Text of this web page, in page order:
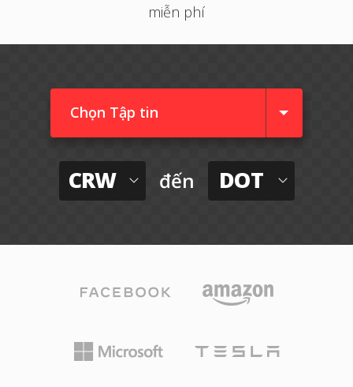
miễn phí
Chọn Tập tin
CRW đến DOT